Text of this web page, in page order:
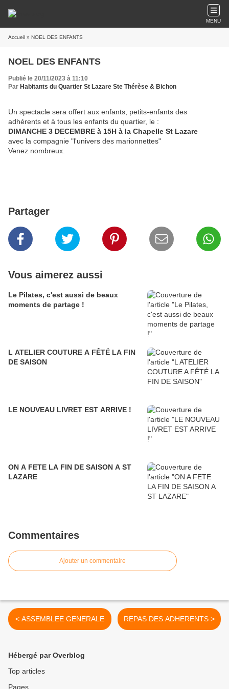
MENU
Accueil » NOEL DES ENFANTS
NOEL DES ENFANTS
Publié le 20/11/2023 à 11:10
Par Habitants du Quartier St Lazare Ste Thérèse & Bichon
Un spectacle sera offert aux enfants, petits-enfants des
adhérents et à tous les enfants du quartier, le :
DIMANCHE 3 DECEMBRE à 15H à la Chapelle St Lazare
avec la compagnie "l'univers des marionnettes"
Venez nombreux.
Partager
Vous aimerez aussi
Le Pilates, c'est aussi de beaux
moments de partage !
L ATELIER COUTURE A FÊTÉ LA FIN
DE SAISON
LE NOUVEAU LIVRET EST ARRIVE !
ON A FETE LA FIN DE SAISON A ST
LAZARE
Commentaires
Ajouter un commentaire
< ASSEMBLEE GENERALE REPAS DES ADHERENTS >
Hébergé par Overblog
Top articles
Pages